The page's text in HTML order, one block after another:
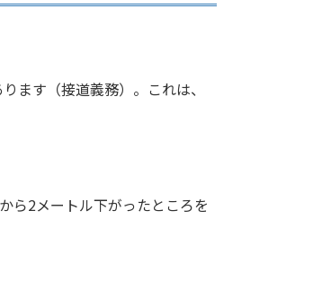
ます（接道義務）。これは、
ら2メートル下がったところを